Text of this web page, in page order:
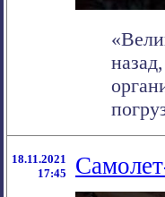
18.11.2021
17:45